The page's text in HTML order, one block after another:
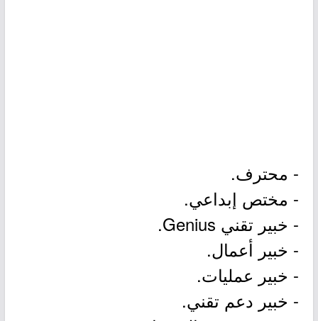
- محترف.
- مختص إبداعي.
- خبير تقني Genius.
- خبير أعمال.
- خبير عمليات.
- خبير دعم تقني.